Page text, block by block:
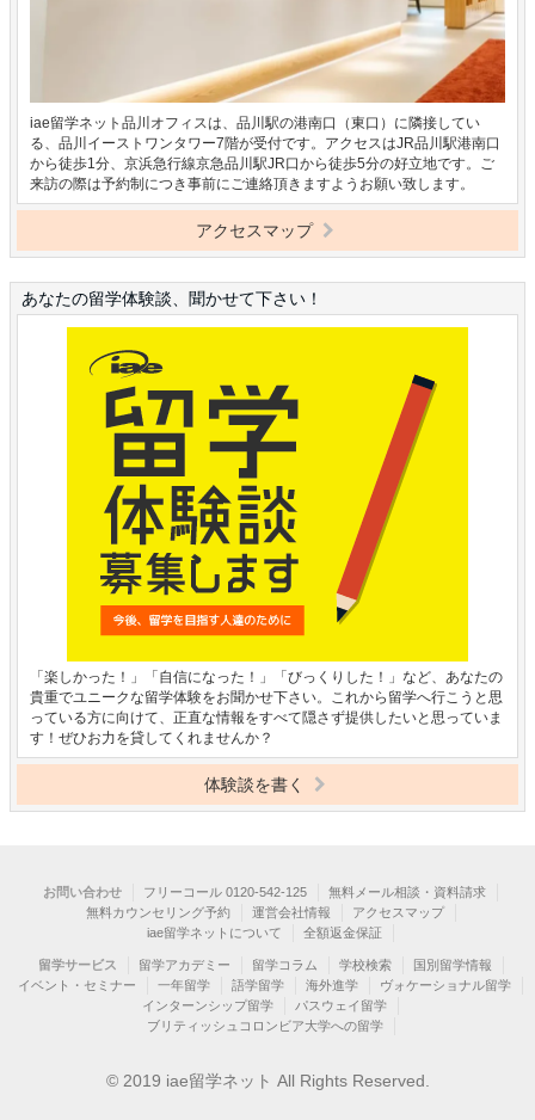
iae留学ネット品川オフィスは、品川駅の港南口（東口）に隣接してい
る、品川イーストワンタワー7階が受付です。アクセスはJR品川駅港南口
から徒歩1分、京浜急行線京急品川駅JR口から徒歩5分の好立地です。ご
来訪の際は予約制につき事前にご連絡頂きますようお願い致します。
アクセスマップ
あなたの留学体験談、聞かせて下さい！
「楽しかった！」「自信になった！」「びっくりした！」など、あなたの
貴重でユニークな留学体験をお聞かせ下さい。これから留学へ行こうと思
っている方に向けて、正直な情報をすべて隠さず提供したいと思っていま
す！ぜひお力を貸してくれませんか？
体験談を書く
お問い合わせ フリーコール 0120-542-125
無料メール相談・資料請求
無料カウンセリング予約
運営会社情報
アクセスマップ
iae留学ネットについて
全額返金保証
留学サービス 留学アカデミー 留学コラム 学校検索
国別留学情報
イベント・セミナー
一年留学 語学留学 海外進学
ヴォケーショナル留学
インターンシップ留学
パスウェイ留学
ブリティッシュコロンビア大学への留学
© 2019 iae留学ネット All Rights Reserved.